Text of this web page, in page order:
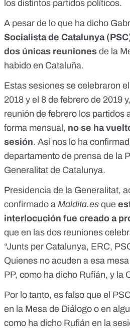
los distintos partidos políticos.
A pesar de lo que ha dicho
Socialista de Catalunya
dos únicas reuniones de la
habido en Cataluña.
Estas sesiones se celebraron
2018 y el 8 de febrero de 2019
reunión de febrero los partidos
forma mensual, no se ha
sesión. Así nos lo ha
departamento de prensa de la
Generalitat de Catalunya.
Presidencia de la Generalitat,
confirmado a Maldita.es que
interlocución fue creado a
que en las dos reuniones
“Junts per Catalunya, ERC,
Quienes no acuden a esa
PP, como ha dicho Rufián, y la
Por lo tanto, es falso que el
en la Mesa de Diálogo o en
como ha dicho Rufián en la